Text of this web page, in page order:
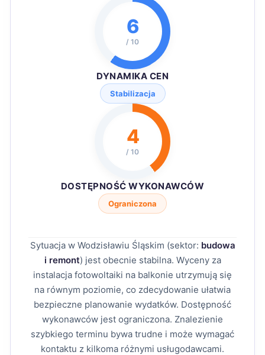
6
/ 10
DYNAMIKA CEN
Stabilizacja
4
/ 10
DOSTĘPNOŚĆ WYKONAWCÓW
Ograniczona
Sytuacja w Wodzisławiu Śląskim (sektor: budowa
i remont) jest obecnie stabilna. Wyceny za
instalacja fotowoltaiki na balkonie utrzymują się
na równym poziomie, co zdecydowanie ułatwia
bezpieczne planowanie wydatków. Dostępność
wykonawców jest ograniczona. Znalezienie
szybkiego terminu bywa trudne i może wymagać
kontaktu z kilkoma różnymi usługodawcami.